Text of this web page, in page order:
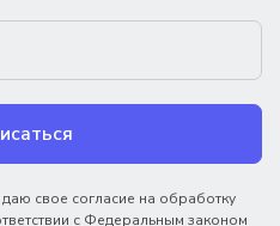
свое согласие на обработку
с Федеральным законом